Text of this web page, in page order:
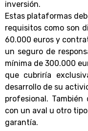
inversión.
Estas plataformas
requisitos como son
60.000 euros y
un seguro de
mínima de 300.000
que cubriría
desarrollo de su
profesional.
con un aval u otro
garantía.